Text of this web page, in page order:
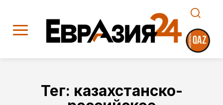
Тег: казахстанско-